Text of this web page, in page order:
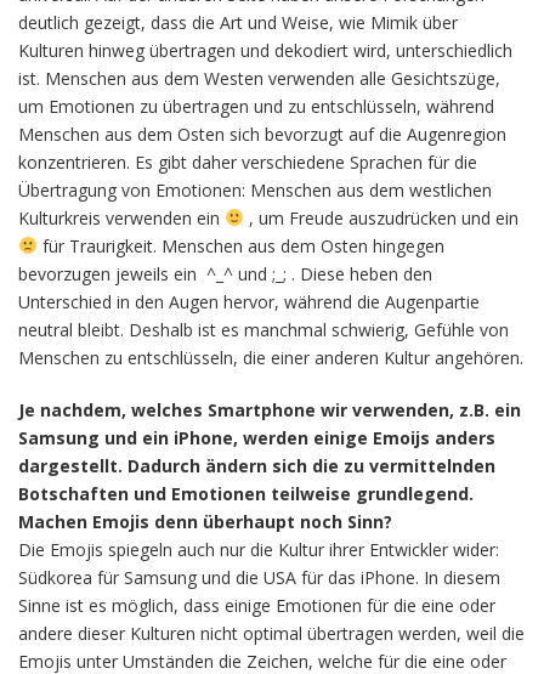
deutlich gezeigt, dass die Art und Weise, wie Mimik über
Kulturen hinweg übertragen und dekodiert wird, unterschiedlich
ist. Menschen aus dem Westen verwenden alle Gesichtszüge,
um Emotionen zu übertragen und zu entschlüsseln, während
Menschen aus dem Osten sich bevorzugt auf die Augenregion
konzentrieren. Es gibt daher verschiedene Sprachen für die
Übertragung von Emotionen: Menschen aus dem westlichen
Kulturkreis verwenden ein
, um Freude auszudrücken und ein
für Traurigkeit. Menschen aus dem Osten hingegen
bevorzugen jeweils ein ^_^ und ;_; . Diese heben den
Unterschied in den Augen hervor, während die Augenpartie
neutral bleibt. Deshalb ist es manchmal schwierig, Gefühle von
Menschen zu entschlüsseln, die einer anderen Kultur angehören.
Je nachdem, welches Smartphone wir verwenden, z.B. ein
Samsung und ein iPhone, werden einige Emoijs anders
dargestellt. Dadurch ändern sich die zu vermittelnden
Botschaften und Emotionen teilweise grundlegend.
Machen Emojis denn überhaupt noch Sinn?
Die Emojis spiegeln auch nur die Kultur ihrer Entwickler wider:
Südkorea für Samsung und die USA für das iPhone. In diesem
Sinne ist es möglich, dass einige Emotionen für die eine oder
andere dieser Kulturen nicht optimal übertragen werden, weil die
Emojis unter Umständen die Zeichen, welche für die eine oder